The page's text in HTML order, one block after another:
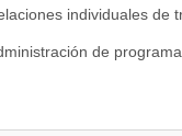
individuales de
de
de